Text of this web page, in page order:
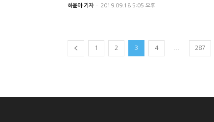
하윤아 기자 - 2019.09.18 5:05 오후
1 2 3 4 287